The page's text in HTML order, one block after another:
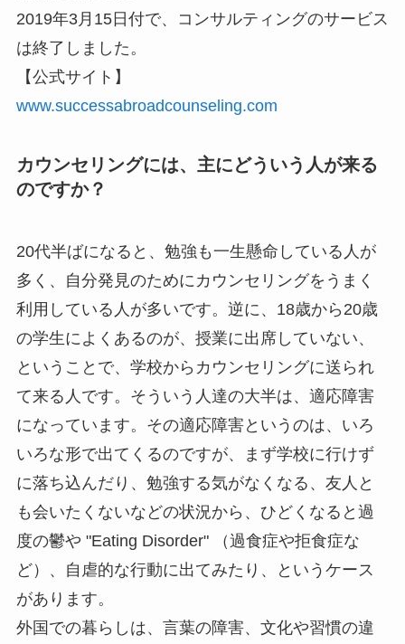
2019年3月15日付で、コンサルティングのサービス
は終了しました。
【公式サイト】
www.successabroadcounseling.com
カウンセリングには、主にどういう人が来る
のですか？
20代半ばになると、勉強も一生懸命している人が
多く、自分発見のためにカウンセリングをうまく
利用している人が多いです。逆に、18歳から20歳
の学生によくあるのが、授業に出席していない、
ということで、学校からカウンセリングに送られ
て来る人です。そういう人達の大半は、適応障害
になっています。その適応障害というのは、いろ
いろな形で出てくるのですが、まず学校に行けず
に落ち込んだり、勉強する気がなくなる、友人と
も会いたくないなどの状況から、ひどくなると過
度の鬱や "Eating Disorder" （過食症や拒食症な
ど）、自虐的な行動に出てみたり、というケース
があります。
外国での暮らしは、言葉の障害、文化や習慣の違